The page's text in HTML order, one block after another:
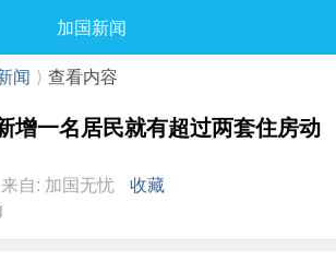
最新发表
加国新闻
闻 ⟩ 查看内容
增一名居民就有超过两套住房动
来自: 加国无忧
收藏